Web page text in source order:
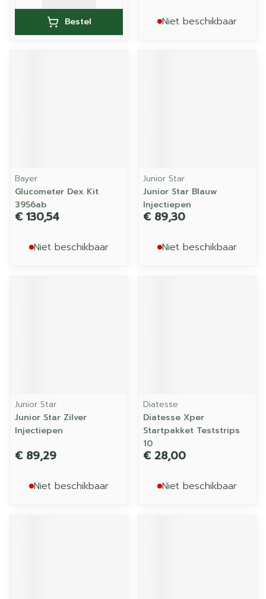
Bestel Niet beschikbaar
Bayer
Glucometer Dex Kit
3956ab
€ 130,54
Niet beschikbaar
Junior Star
Junior Star Blauw
Injectiepen
€ 89,30
Niet beschikbaar
Junior Star
Junior Star Zilver
Injectiepen
€ 89,29
Niet beschikbaar
Diatesse
Diatesse Xper
Startpakket Teststrips
10
€ 28,00
Niet beschikbaar